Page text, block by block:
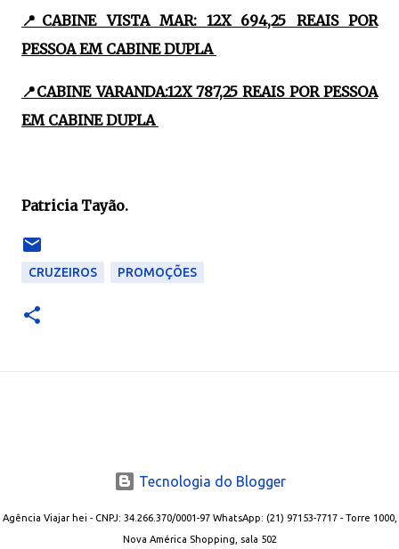
📍CABINE VISTA MAR: 12X 694,25 REAIS POR
PESSOA EM CABINE DUPLA
📍CABINE VARANDA:12X 787,25 REAIS POR PESSOA
EM CABINE DUPLA
Patricia Tayão.
CRUZEIROS PROMOÇÕES
Tecnologia do Blogger
Agência Viajar hei - CNPJ: 34.266.370/0001-97 WhatsApp: (21) 97153-7717 - Torre 1000,
Nova América Shopping, sala 502